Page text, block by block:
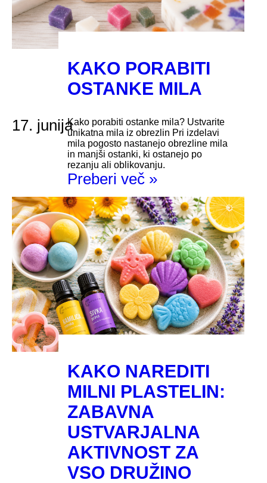
KAKO PORABITI
OSTANKE MILA
17. junijaKako porabiti ostanke mila? Ustvarite
unikatna mila iz obrezlin Pri izdelavi
mila pogosto nastanejo obrezline mila
in manjši ostanki, ki ostanejo po
rezanju ali oblikovanju.
Preberi več »
KAKO NAREDITI
MILNI PLASTELIN:
ZABAVNA
USTVARJALNA
AKTIVNOST ZA
VSO DRUŽINO